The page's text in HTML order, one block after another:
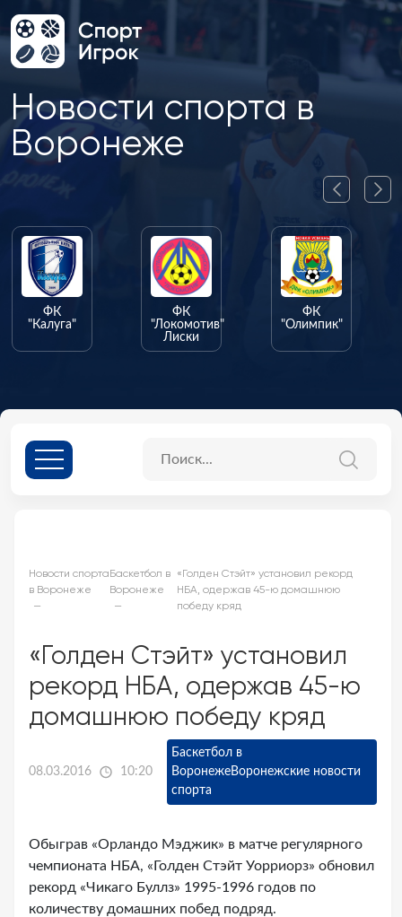
Новости спорта в
Воронеже
ФК
"Калуга"
ФК
"Локомотив"
Лиски
ФК
"Олимпик"
Новости спорта
в Воронеже
Баскетбол в
Воронеже
«Голден Стэйт» установил рекорд
НБА, одержав 45-ю домашнюю
победу кряд
«Голден Стэйт» установил
рекорд НБА, одержав 45-ю
домашнюю победу кряд
08.03.2016 10:20
Баскетбол в
ВоронежеВоронежские новости
спорта
Обыграв «Орландо Мэджик» в матче регулярного
чемпионата НБА, «Голден Стэйт Уорриорз» обновил
рекорд «Чикаго Буллз» 1995-1996 годов по
количеству домашних побед подряд.